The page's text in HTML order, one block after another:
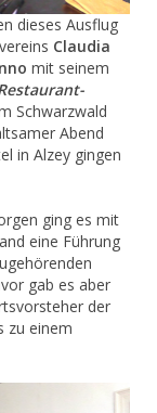
dieses Ausflug
Claudia
mit seinem
Schwarzwald
Abend
in Alzey gingen
ging es mit
eine Führung
gab es aber
der
zu einem